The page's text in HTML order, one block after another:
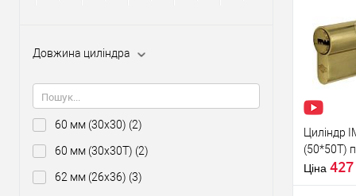
Довжина циліндра
60 мм (30x30) (2)
60 мм (30x30T) (2)
62 мм (26x36) (3)
У
Виробник
Рівень
Модель
серцевини
Циліндр
(50*50T)
Ціна 427